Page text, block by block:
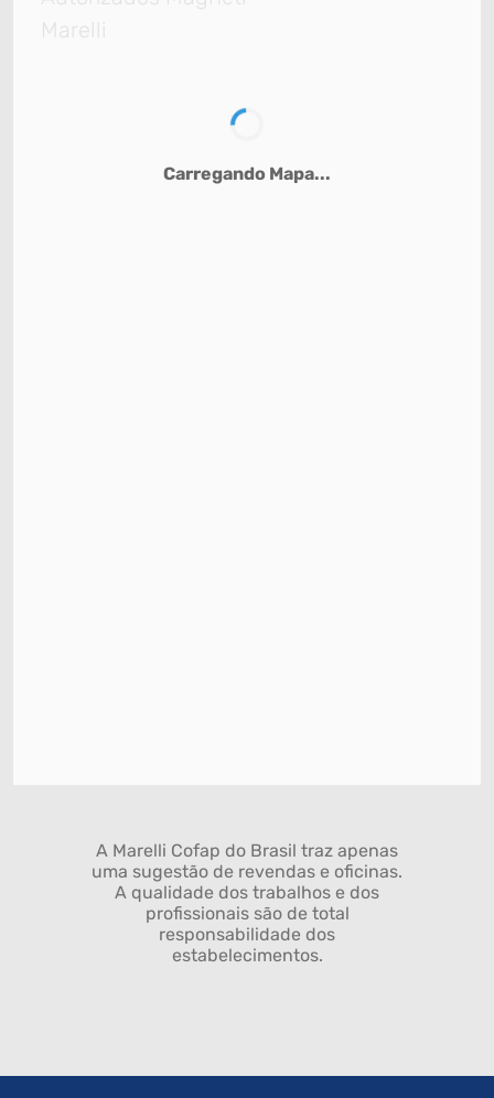
Marelli
Carregando Mapa...
A Marelli Cofap do Brasil traz apenas
uma sugestão de revendas e oficinas.
A qualidade dos trabalhos e dos
profissionais são de total
responsabilidade dos
estabelecimentos.